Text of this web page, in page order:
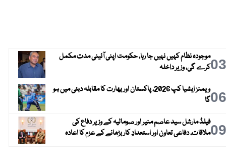
03موجودہ نظام کہیں نہیں جا رہا، حکومت اپنی آئینی مدت مکمل
کرے گی، وزیر داخلہ
06
ویمنز ایشیا کپ 2026، پاکستان اور بھارت کا مقابلہ دبئی میں ہو
گا
09فیلڈ مارشل سید عاصم منیر اور صومالیہ کے وزیر دفاع کی
ملاقات، دفاعی تعاون اور استعدادِ کار بڑھانے کے عزم کا اعادہ